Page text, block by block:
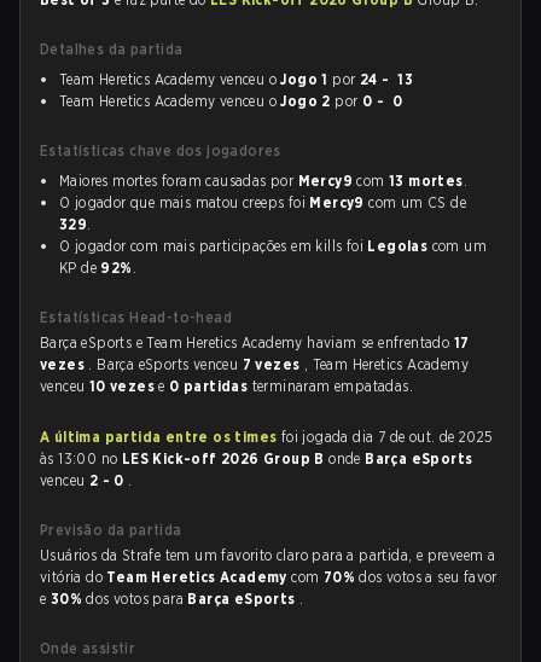
Detalhes da partida
Team Heretics Academy venceu oJogo 1 por 24 - 13
Team Heretics Academy venceu oJogo 2 por 0 - 0
Estatísticas chave dos jogadores
Maiores mortes foram causadas por Mercy9 com13 mortes.
O jogador que mais matou creeps foi Mercy9 com um CS de
329.
O jogador com mais participações em kills foi Legolas com um
KP de 92% .
Estatísticas Head-to-head
Barça eSports e Team Heretics Academy haviam se enfrentado 17
vezes . Barça eSports venceu 7 vezes , Team Heretics Academy
venceu 10 vezese 0 partidas terminaram empatadas.
A última partida entre os times foi jogada dia 7 de out. de 2025
às 13:00 no LES Kick-off 2026 Group Bonde Barça eSports
venceu 2 - 0 .
Previsão da partida
Usuários da Strafe tem um favorito claro para a partida, e preveem a
vitória do Team Heretics Academycom 70%dos votos a seu favor
e 30%dos votos para Barça eSports .
Onde assistir